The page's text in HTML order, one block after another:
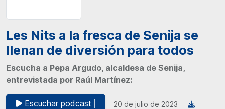
Les Nits a la fresca de Senija se
llenan de diversión para todos
Escucha a Pepa Argudo, alcaldesa de Senija,
entrevistada por Raúl Martínez:
Escuchar podcast
20 de julio de 2023